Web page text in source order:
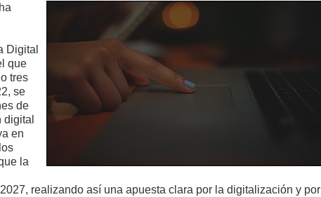
Digital
que
tres
se
de
en
la
realizando así una apuesta clara por la digitalización y por